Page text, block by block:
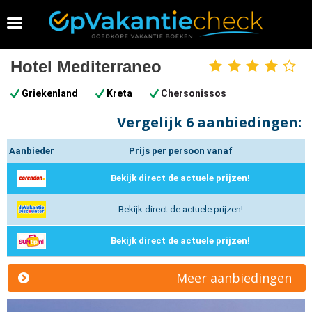
Vakantie 2026 boeken
Hotel Mediterraneo
4
Griekenland Kreta Chersonissos
Vergelijk 6 aanbiedingen:
Aanbieder Prijs per persoon vanaf
Bekijk direct de actuele prijzen!
Bekijk direct de actuele prijzen!
Bekijk direct de actuele prijzen!
Meer aanbiedingen